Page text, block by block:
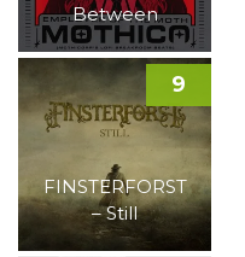
Between
FINSTERFORST
– Still
9